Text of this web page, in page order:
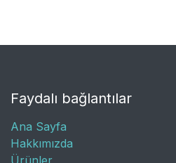
Faydalı bağlantılar
Ana Sayfa
Hakkımızda
Ürünler